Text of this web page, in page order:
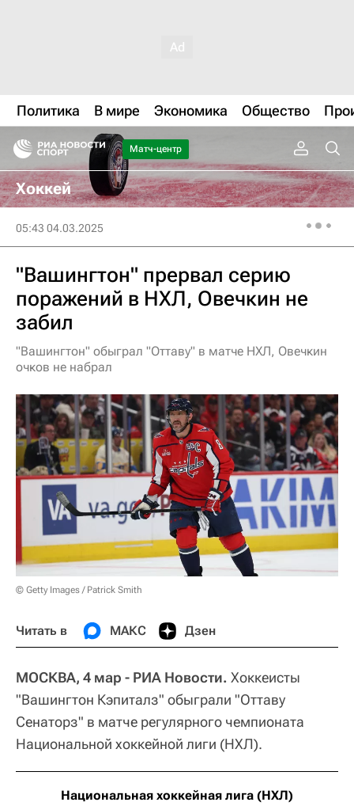
Политика В мире Экономика Общество
Матч-центр
Хоккей
05:43 04.03.2025
"Вашингтон" прервал серию
поражений в НХЛ, Овечкин не
забил
"Вашингтон" обыграл "Оттаву" в матче НХЛ, Овечкин
очков не набрал
© Getty Images / Patrick Smith
Читать в МАКС Дзен
МОСКВА, 4 мар - РИА Новости. Хоккеисты
"Вашингтон Кэпиталз" обыграли "Оттаву
Сенаторз" в матче регулярного чемпионата
Национальной хоккейной лиги (НХЛ).
Национальная хоккейная лига (НХЛ)